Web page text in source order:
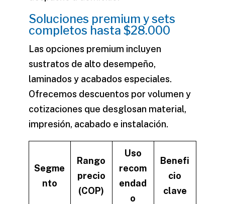
Soluciones premium y sets
completos hasta $28.000
Las opciones premium incluyen
sustratos de alto desempeño,
laminados y acabados especiales.
Ofrecemos descuentos por volumen y
cotizaciones que desglosan material,
impresión, acabado e instalación.
Segme
nto
Rango
precio
(COP)
Uso
recom
endad
o
Benefi
cio
clave